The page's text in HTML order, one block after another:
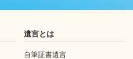
遺言とは
自筆証書遺言